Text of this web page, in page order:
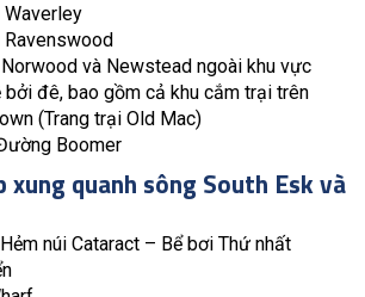
và Newstead ngoài khu vực
đê, bao gồm cả khu cắm trại trên
(Trang trại Old Mac)
Boomer
quanh sông South Esk và
núi Cataract – Bể bơi Thứ nhất